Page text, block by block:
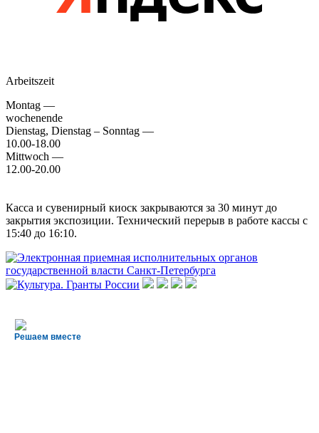
Arbeitszeit
Montag —
wochenende
Dienstag, Dienstag – Sonntag —
10.00-18.00
Mittwoch —
12.00-20.00
Касса и сувенирный киоск закрываются за 30 минут до
закрытия экспозиции. Технический перерыв в работе кассы с
15:40 до 16:10.
Решаем вместе